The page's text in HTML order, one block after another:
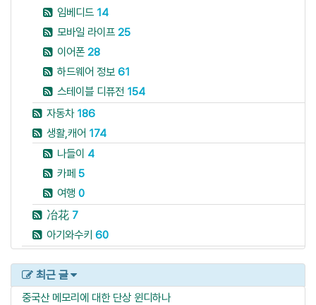
임베디드 14
모바일 라이프 25
이어폰 28
하드웨어 정보 61
스테이블 디퓨전 154
자동차 186
생활,캐어 174
나들이 4
카페 5
여행 0
冶花 7
아기와수키 60
최근 글
중국산 메모리에 대한 단상 윈디하나